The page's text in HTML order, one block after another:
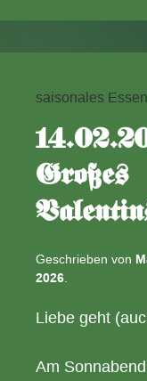
saisonales Essen
Großes
Geschrieben von
2026
Liebe geht
Am